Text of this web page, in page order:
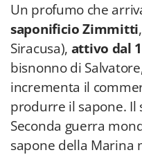
Un profumo che
saponificio Zimmitti
Siracusa), attivo dal
bisnonno di
incrementa il
produrre il sapone. Il
Seconda guerra
sapone della Marina